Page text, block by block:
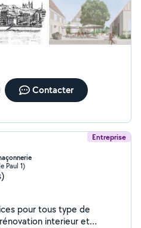
Contacter
Entreprise
Paul 1)
pour tous type de
interieur et